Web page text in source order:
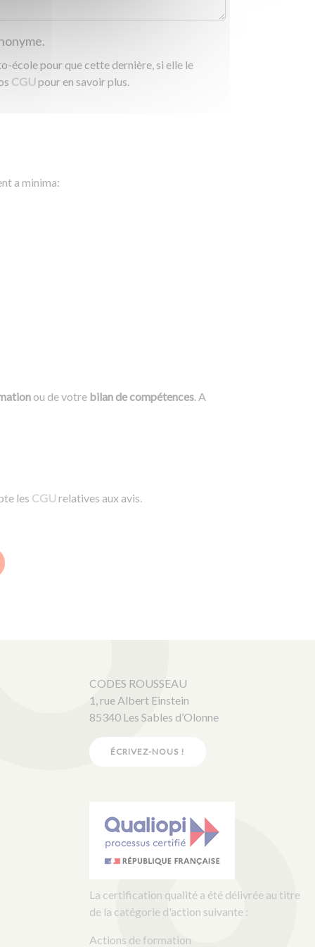
école pour que cette dernière, si elle le
CGUpour en savoir plus.
a minima:
ou de votre bilan de compétences. A
les CGUrelatives aux avis.
CODES ROUSSEAU
1, rue Albert Einstein
85340 Les Sables d’Olonne
ÉCRIVEZ-NOUS !
La certification qualité a été délivrée au titre
de la catégorie d'action suivante :
Actions de formation